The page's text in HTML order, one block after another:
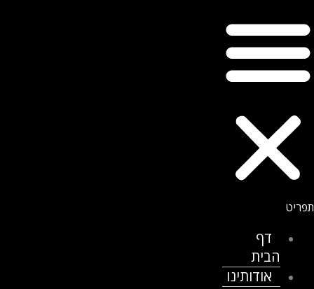
דף
הבית
אודותינו